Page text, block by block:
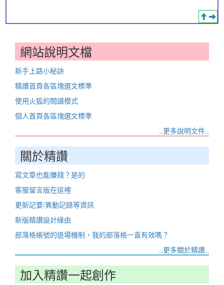
網站說明文檔
新手上路小秘訣
精讚首頁各區塊選文標準
使用火狐的閱讀模式
個人首頁各區塊選文標準
..更多說明文件..
關於精讚
寫文章也能賺錢？是的
客服留言版在這裡
更新記要/異動記錄等資訊
新版精讚設計緣由
部落格帳號的退場機制，我的部落格一直有效嗎？
..更多關於精讚..
加入精讚一起創作